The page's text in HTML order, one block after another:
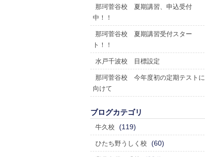
那珂菅谷校 夏期講習、申込受付
中！！
那珂菅谷校 夏期講習受付スター
ト！！
水戸千波校 目標設定
那珂菅谷校 今年度初の定期テストに
向けて
ブログカテゴリ
牛久校 (119)
ひたち野うしく校 (60)